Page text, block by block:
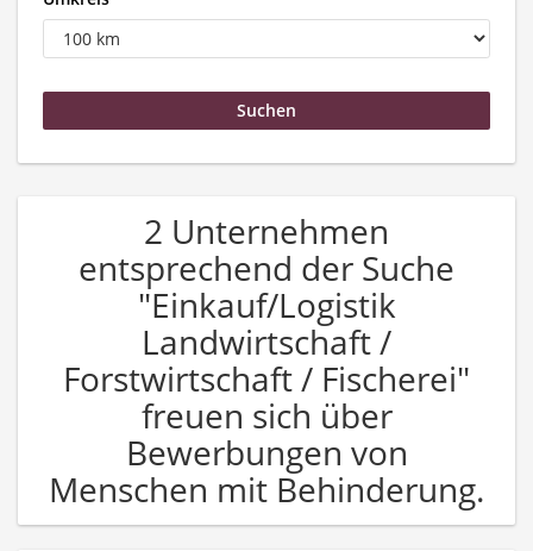
2 Unternehmen
entsprechend der Suche
"Einkauf/Logistik
Landwirtschaft /
Forstwirtschaft / Fischerei"
freuen sich über
Bewerbungen von
Menschen mit Behinderung.